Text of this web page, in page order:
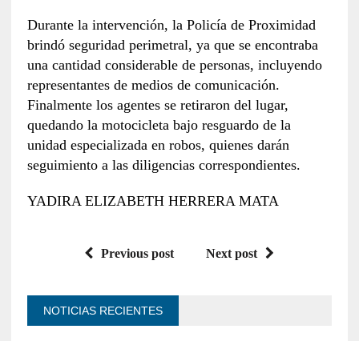
Durante la intervención, la Policía de Proximidad
brindó seguridad perimetral, ya que se encontraba
una cantidad considerable de personas, incluyendo
representantes de medios de comunicación.
Finalmente los agentes se retiraron del lugar,
quedando la motocicleta bajo resguardo de la
unidad especializada en robos, quienes darán
seguimiento a las diligencias correspondientes.
YADIRA ELIZABETH HERRERA MATA
Previous post Next post
NOTICIAS RECIENTES